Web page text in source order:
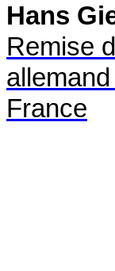
Hans
Remise
France